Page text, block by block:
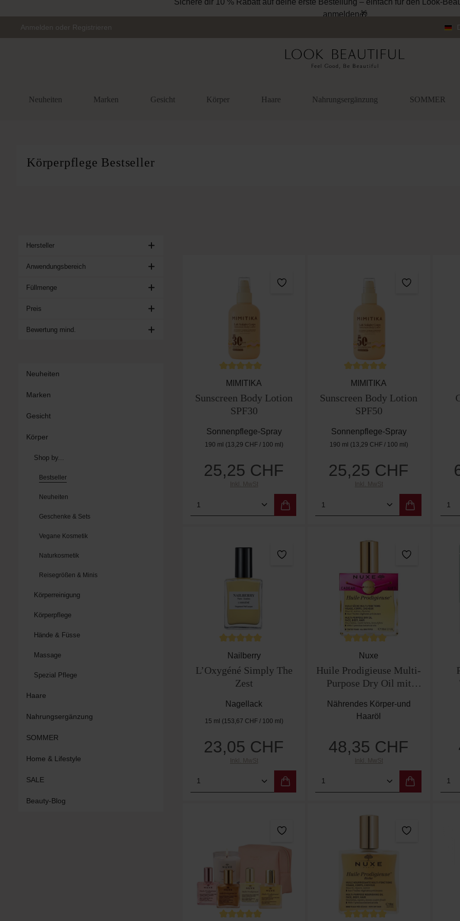
Anmelden oder Registrieren
Neuheiten Marken Gesicht Körper Haare Nahrungsergänzung SOMMER
Körperpflege Bestseller
Hersteller
Anwendungsbereich
Füllmenge
Preis
Bewertung mind.
Neuheiten
Marken
Gesicht
Körper
Shop by...
Bestseller
Neuheiten
Geschenke & Sets
Vegane Kosmetik
Naturkosmetik
Reisegrößen & Minis
Körperreinigung
Körperpflege
Hände & Füsse
Massage
Spezial Pflege
Haare
Nahrungsergänzung
SOMMER
Home & Lifestyle
SALE
Beauty-Blog
Durchschnittliche Bewertung von 5 von 5 Sternen
MIMITIKA
Sunscreen Body Lotion
SPF30
Sonnenpflege-Spray
190 ml (13,29 CHF / 100 ml)
Regulärer Preis:
25,25 CHF
Inkl. MwSt
Produkt Anzahl: Gib den gewünschten Wert ein
Durchschnittliche Bewertung
MIMITIKA
Sunscreen Body Lotion
SPF50
Sonnenpflege-Spray
190 ml (13,29 CHF / 100 ml)
Regulärer Preis:
25,25 CHF
Inkl. MwSt
Produkt Anzahl: Gib den
Durchschnittliche Bewertung von 5 von 5 Sternen
Nailberry
L’Oxygéné Simply The
Zest
Nagellack
15 ml (153,67 CHF / 100 ml)
Regulärer Preis:
23,05 CHF
Inkl. MwSt
Produkt Anzahl: Gib den gewünschten Wert ein
Durchschnittliche Bewertung
Nuxe
Huile Prodigieuse Multi-
Purpose Dry Oil mit
Geschenk
Nährendes Körper-und
Haaröl
Regulärer Preis:
48,35 CHF
Inkl. MwSt
Produkt Anzahl: Gib den